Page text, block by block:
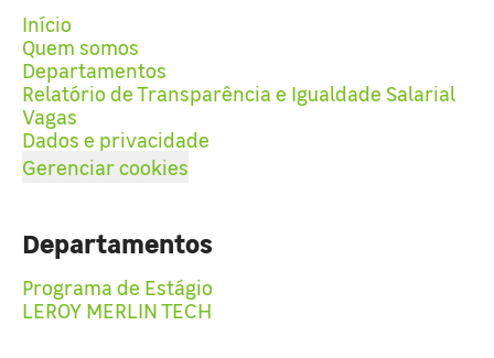
Início
Quem somos
Departamentos
Relatório de Transparência e Igualdade Salarial
Vagas
Dados e privacidade
Gerenciar cookies
Departamentos
Programa de Estágio
LEROY MERLIN TECH